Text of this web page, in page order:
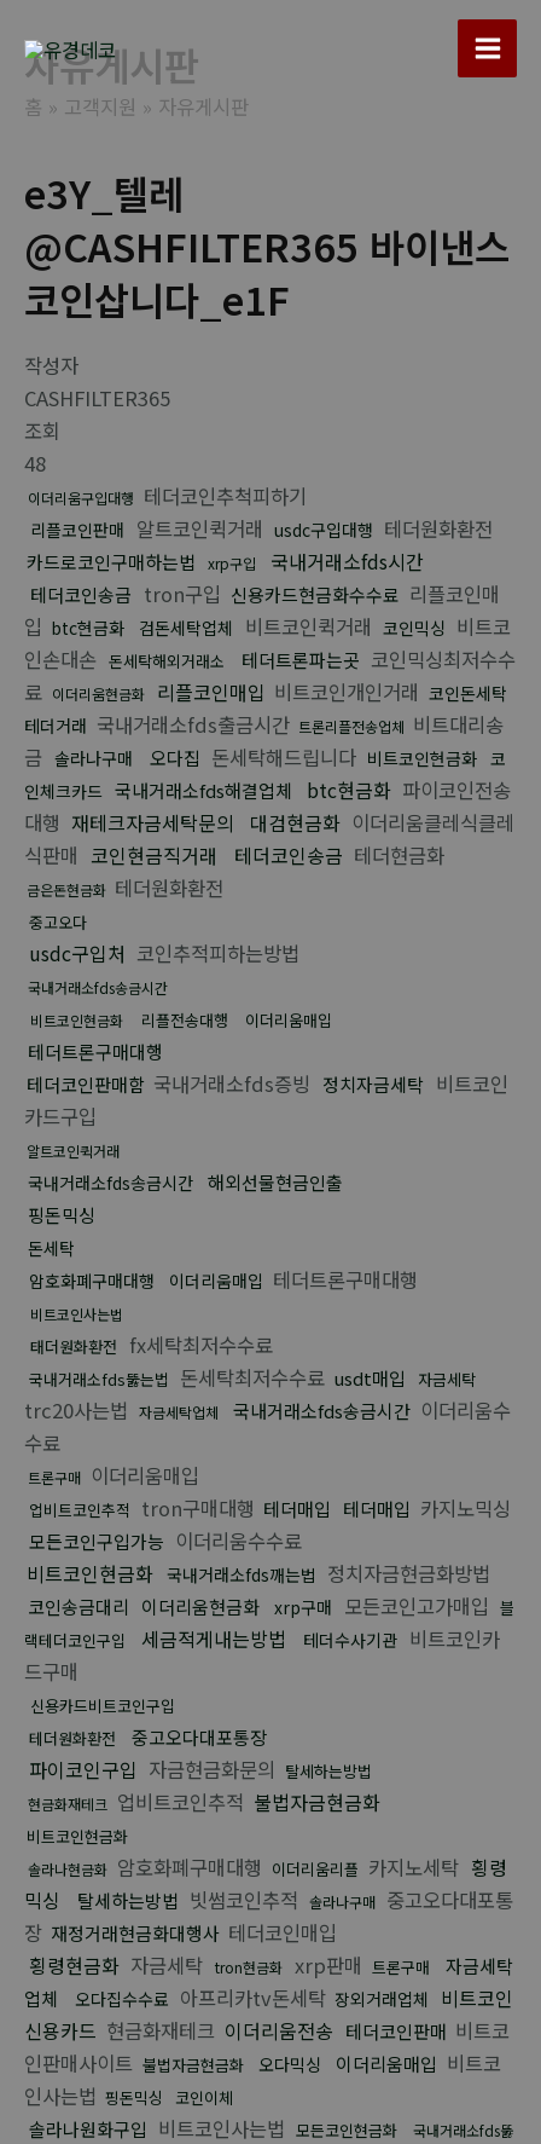
Main
자유게시판
홈 고객지원 자유게시판
e3Y_텔레
@CASHFILTER365 바이낸스
코인삽니다_e1F
작성자
CASHFILTER365
조회
48
이더리움구입대행 테더코인추척피하기
리플코인판매 알트코인퀵거래 usdc구입대행 테더원화환전
카드로코인구매하는법 xrp구입 국내거래소fds시간
테더코인송금 tron구입 신용카드현금화수수료 리플코인매
입 btc현금화 검돈세탁업체 비트코인퀵거래 코인믹싱 비트코
인손대손 돈세탁해외거래소 테더트론파는곳 코인믹싱최저수수
료 이더리움현금화 리플코인매입 비트코인개인거래 코인돈세탁
테더거래 국내거래소fds출금시간 트론리플전송업체 비트대리송
금 솔라나구매 오다집 돈세탁해드립니다 비트코인현금화 코
인체크카드 국내거래소fds해결업체 btc현금화 파이코인전송
대행 재테크자금세탁문의 대검현금화 이더리움클레식클레
식판매 코인현금직거래 테더코인송금 테더현금화
금은돈현금화 테더원화환전
중고오다
usdc구입처 코인추적피하는방법
국내거래소fds송금시간
비트코인현금화
리플전송대행 이더리움매입
테더트론구매대행
테더코인판매함 국내거래소fds증빙 정치자금세탁 비트코인
카드구입
알트코인퀵거래
국내거래소fds송금시간 해외선물현금인출
핑돈믹싱
돈세탁
암호화폐구매대행
이더리움매입 테더트론구매대행
비트코인사는법
태더원화환전 fx세탁최저수수료
국내거래소fds뚫는법 돈세탁최저수수료 usdt매입 자금세탁
trc20사는법 자금세탁업체 국내거래소fds송금시간 이더리움수
수료
트론구매 이더리움매입
업비트코인추적 tron구매대행 테더매입 테더매입 카지노믹싱
모든코인구입가능 이더리움수수료
비트코인현금화 국내거래소fds깨는법 정치자금현금화방법
코인송금대리 이더리움현금화 xrp구매 모든코인고가매입 블
랙테더코인구입
세금적게내는방법 테더수사기관 비트코인카
드구매
신용카드비트코인구입
테더원화환전
중고오다대포통장
파이코인구입 자금현금화문의 탈세하는방법
현금화재테크 업비트코인추적 불법자금현금화
비트코인현금화
솔라나현금화 암호화폐구매대행 이더리움리플 카지노세탁 횡령
믹싱
탈세하는방법 빗썸코인추적 솔라나구매 중고오다대포통
장 재정거래현금화대행사 테더코인매입
횡령현금화 자금세탁 tron현금화 xrp판매 트론구매
자금세탁
업체
오다집수수료 아프리카tv돈세탁 장외거래업체
비트코인
신용카드 현금화재테크 이더리움전송 테더코인판매 비트코
인판매사이트 불법자금현금화 오다믹싱 이더리움매입 비트코
인사는법 핑돈믹싱 코인이체
솔라나원화구입 비트코인사는법 모든코인현금화
국내거래소fds뚫